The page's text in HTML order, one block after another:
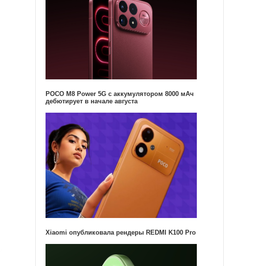
POCO M8 Power 5G с аккумулятором 8000 мАч
дебютирует в начале августа
Xiaomi опубликовала рендеры REDMI K100 Pro